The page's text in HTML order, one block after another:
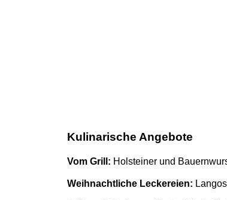
Kulinarische Angebote
Vom Grill: Holsteiner und
Weihnachtliche Leckereien: